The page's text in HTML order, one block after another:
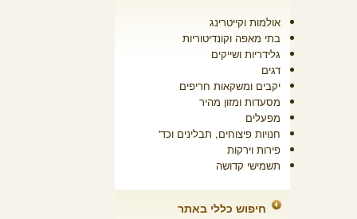
אולמות וקייטרינג
בתי מאפה וקונדיטוריות
גלידריות ושייקים
דגים
יקבים ומשקאות חריפים
מסעדות ומזון מהיר
מפעלים
חנויות פיצוחים, תבלינים וכד'
פירות וירקות
תשמישי קדושה
חיפוש כללי באתר